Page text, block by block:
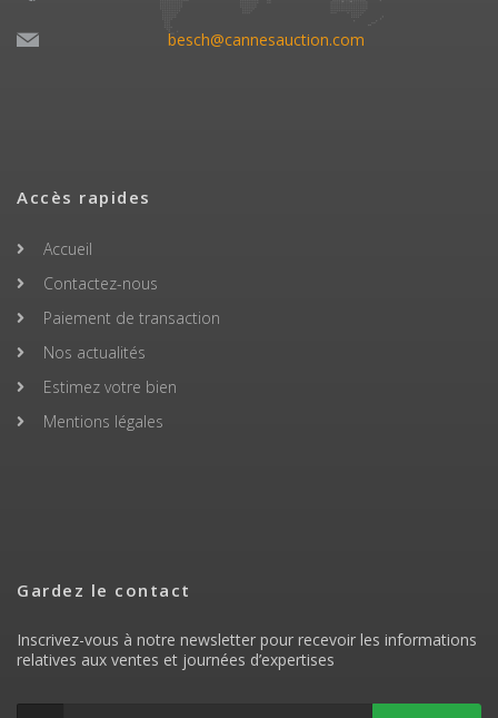
besch@cannesauction.com
Accès rapides
Accueil
Contactez-nous
Paiement de transaction
Nos actualités
Estimez votre bien
Mentions légales
Gardez le contact
Inscrivez-vous à notre newsletter pour recevoir les informations
relatives aux ventes et journées d’expertises